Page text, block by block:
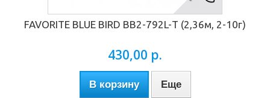
FAVORITE BLUE BIRD BB2-792L-Т (2,36м, 2-10г)
430,00 р.
В корзину Еще